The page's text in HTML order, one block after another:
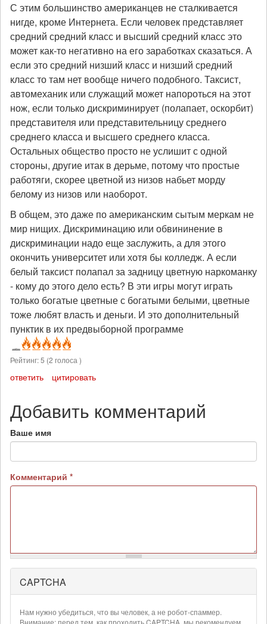
С этим большинство американцев не сталкивается
нигде, кроме Интернета. Если человек представляет
средний средний класс и высший средний класс это
может как-то негативно на его заработках сказаться. А
если это средний низший класс и низший средний
класс то там нет вообще ничего подобного. Таксист,
автомеханик или служащий может напороться на этот
нож, если только дискриминирует (полапает, оскорбит)
представителя или представительницу среднего
среднего класса и высшего среднего класса.
Остальных общество просто не услишит с одной
стороны, другие итак в дерьме, потому что простые
работяги, скорее цветной из низов набьет морду
белому из низов или наоборот.
В общем, это даже по американским сытым меркам не
мир нищих. Дискриминацию или обвининение в
дискриминации надо еще заслужить, а для этого
окончить университет или хотя бы колледж. А если
белый таксист полапал за задницу цветную наркоманку
- кому до этого дело есть? В эти игры могут играть
только богатые цветные с богатыми белыми, цветные
тоже любят власть и деньги. И это дополнительный
пунктик в их предвыборной программе
Рейтинг:5 (2 голоса )
ответить цитировать
Добавить комментарий
Ваше имя
Комментарий *
Более
подробная
информация
CAPTCHA
Нам нужно убедиться, что вы человек, а не робот-спаммер.
Внимание: перед тем, как проходить CAPTCHA, мы рекомендуем